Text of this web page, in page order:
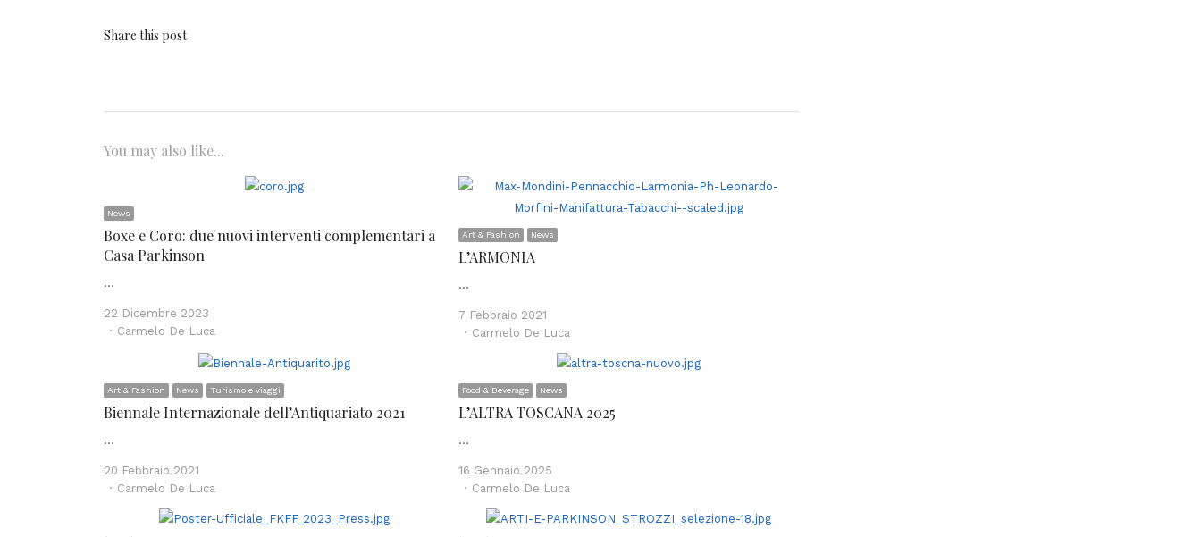
Share this post
You may also like...
News
Boxe e Coro: due nuovi interventi complementari a
Casa Parkinson
…
22 Dicembre 2023
Author
Carmelo De Luca
Art & Fashion News
L’ARMONIA
…
7 Febbraio 2021
Author
Carmelo De Luca
Art & Fashion News Turismo e viaggi
Biennale Internazionale dell’Antiquariato 2021
…
20 Febbraio 2021
Author
Carmelo De Luca
Food & Beverage News
L’ALTRA TOSCANA 2025
…
16 Gennaio 2025
Author
Carmelo De Luca